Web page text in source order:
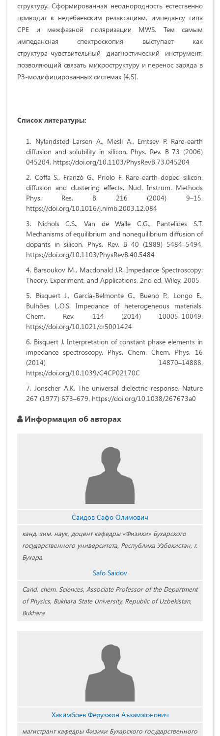
структуру. Сформированная неоднородность естественно
приводит к недебаевским релаксациям, импедансу типа
CPE и межфазной поляризации MWS. Тем самым
импедансная спектроскопия выступает как
структура‑чувствительный диагностический инструмент,
позволяющий связать микроструктуру и перенос заряда в
РЗ‑модифицированных системах [4,5].
Список литературы:
Nylandsted Larsen A., Mesli A., Emtsev P. Rare-earth
diffusion and solubility in silicon. Phys. Rev. B 73 (2006)
045204. https://doi.org/10.1103/PhysRevB.73.045204
Coffa S., Franzò G., Priolo F. Rare-earth-doped silicon:
diffusion and clustering effects. Nucl. Instrum. Methods
Phys. Res. B 216 (2004) 9–15.
https://doi.org/10.1016/j.nimb.2003.12.084
Nichols C.S., Van de Walle C.G., Pantelides S.T.
Mechanisms of equilibrium and nonequilibrium diffusion of
dopants in silicon. Phys. Rev. B 40 (1989) 5484–5494.
https://doi.org/10.1103/PhysRevB.40.5484
Barsoukov M., Macdonald J.R. Impedance Spectroscopy:
Theory, Experiment, and Applications. 2nd ed. Wiley, 2005.
Bisquert J., Garcia-Belmonte G., Bueno P., Longo E.,
Bulhões L.O.S. Impedance of heterogeneous materials.
Chem. Rev. 114 (2014) 10005–10049.
https://doi.org/10.1021/cr5001424
Bisquert J. Interpretation of constant phase elements in
impedance spectroscopy. Phys. Chem. Chem. Phys. 16
(2014) 14870–14888.
https://doi.org/10.1039/C4CP02170C
Jonscher A.K. The universal dielectric response. Nature
267 (1977) 673–679. https://doi.org/10.1038/267673a0
Информация об авторах
Саидов Сафо Олимович
канд. хим. наук, доцент кафедры «Физики» Бухарского
государственного университета, Республика Узбекистан, г.
Бухара
Safo Saidov
Cand. chem. Sciences, Associate Professor of the Department
of Physics, Bukhara State University, Republic of Uzbekistan,
Bukhara
Хакимбоев Ферузжон Аъзамжонович
магистрант кафедры Физики Бухарского государственного